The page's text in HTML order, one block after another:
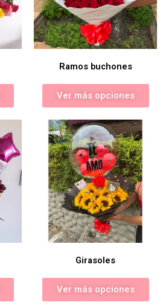
Ramos buchones
Ver más opciones
Girasoles
Ver más opciones